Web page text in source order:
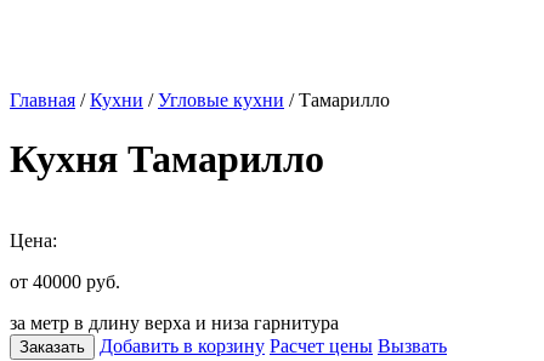
Главная /Кухни /Угловые кухни / Тамарилло
Кухня Тамарилло
Цена:
от 40000 руб.
за метр в длину верха и низа гарнитура
Заказать Добавить в корзину Расчет цены Вызвать